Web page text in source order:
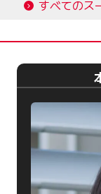
すべてのス